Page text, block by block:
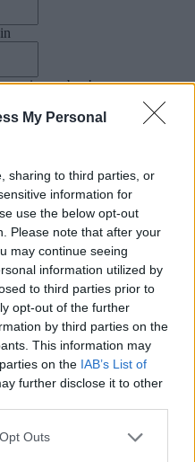
My Personal
sharing to third parties, or
information for
use the below opt-out
Please note that after your
may continue seeing
information utilized by
to third parties prior to
opt-out of the further
by third parties on the
This information may
on the IAB’s List of
further disclose it to other
Outs
eingegeben!
Website: